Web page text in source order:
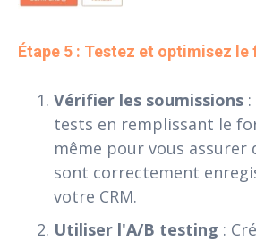
Étape 5 : Testez et optimisez
Vérifier les soumissions
tests en remplissant le
même pour vous assurer
sont correctement
votre CRM.
Utiliser l'A/B testing :